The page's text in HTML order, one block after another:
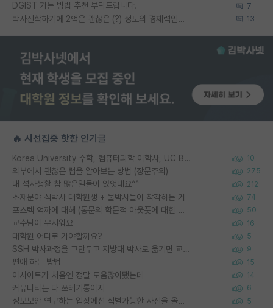
DGIST 가는 방법 추천 부탁드립니다. 7
박사진학하기에 2억은 괜찮은 (?) 정도의 경제력인가요 13
🔥 시선집중 핫한 인기글
Korea University 수학, 컴퓨터과학 이학사, UC Berkeley 산업공학 대학원 공학박사가 되는 것은 쉽지 않겠죠? 10
외부에서 괜찮은 랩을 알아보는 방법 (장문주의) 275
내 석사생활 참 많은일들이 있엇네요^^ 212
소재분야 석박사 대학원생 + 물박사들이 착각하는 거 74
포스텍 억까에 대해 (동문의 학문적 아웃풋에 대한 반박) 50
교수님이 무서워요 16
대학원 어디로 가야할까요? 5
SSH 박사과정을 그만두고 지방대 박사로 옮기면 교수의 꿈은 끝일까요? 9
편애 하는 방법 15
이사이트가 처음엔 정말 도움많이됐는데 14
커뮤니티는 다 쓰레기통이지 6
정보보안 연구하는 입장에선 식별가능한 사진을 올리는건 비추이긴함 5